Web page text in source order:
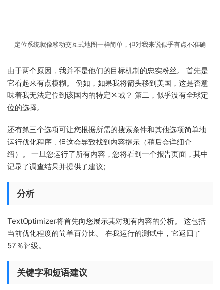
定位系统就像移动交互式地图一样简单，但对我来说似乎有点不准确
由于两个原因，我并不是他们的目标机制的忠实粉丝。 首先是
它看起来有点模糊。 例如，如果我将箭头移到美国，这是否意
味着我无法定位到该国内的特定区域？ 第二，似乎没有全球定
位的选择。
还有第三个选项可让您根据所需的搜索条件和其他选项简单地
运行优化程序，但这会导致找到内容提示（稍后会详细介
绍）。 一旦您运行了所有内容，您将看到一个报告页面，其中
记录了调查结果并提供了建议;
分析
TextOptimizer将首先向您展示其对现有内容的分析。 这包括
当前优化程度的简单百分比。 在我运行的测试中，它返回了
57％评级。
关键字和短语建议